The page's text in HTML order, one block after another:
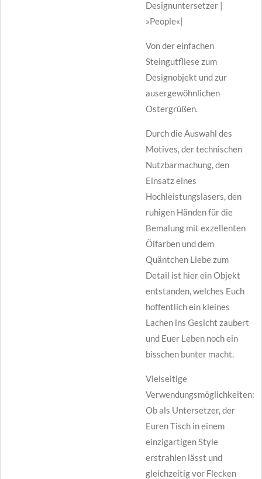
Designuntersetzer |
»People«|
Von der einfachen
Steingutfliese zum
Designobjekt und zur
ausergewöhnlichen
Ostergrüßen.
Durch die Auswahl des
Motives, der technischen
Nutzbarmachung, den
Einsatz eines
Hochleistungslasers, den
ruhigen Händen für die
Bemalung mit exzellenten
Ölfarben und dem
Quäntchen Liebe zum
Detail ist hier ein Objekt
entstanden, welches Euch
hoffentlich ein kleines
Lachen ins Gesicht zaubert
und Euer Leben noch ein
bisschen bunter macht.
Vielseitige
Verwendungsmöglichkeiten:
Ob als Untersetzer, der
Euren Tisch in einem
einzigartigen Style
erstrahlen lässt und
gleichzeitig vor Flecken